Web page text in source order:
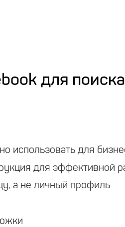
для
использовать для
для эффективной
а не личный профиль